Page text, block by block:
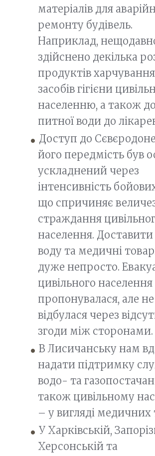
матеріалів для
ремонту будівель.
Наприклад,
здійснено декілька
продуктів
засобів гігієни
населенню, а також
питної води до
Доступ до
його передмість був
ускладнений через
інтенсивність
що спричиняє
страждання
населення. Доставити
воду та медичні
дуже непросто.
цивільного населення
пропонувалася, але не
відбулася через
згоди між сторонами.
В Лисичанську нам
надати підтримку
водо- та
також цивільному
– у вигляді медичних
У Харківській,
Херсонській та